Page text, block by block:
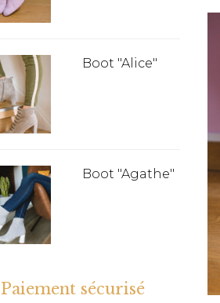
Boot "Alice"
Boot "Agathe"
Paiement sécurisé